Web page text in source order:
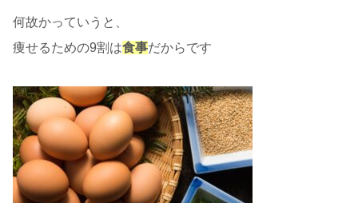
何故かっていうと、
痩せるための9割は食事だからです